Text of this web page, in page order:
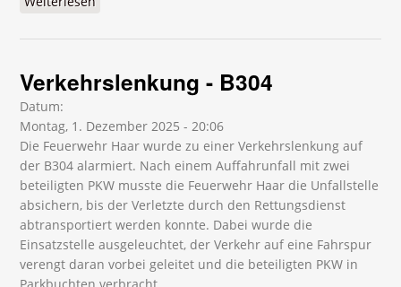
Verkehrslenkung - B304
Datum:
Montag, 1. Dezember 2025 - 20:06
Die Feuerwehr Haar wurde zu einer Verkehrslenkung auf
der B304 alarmiert. Nach einem Auffahrunfall mit zwei
beteiligten PKW musste die Feuerwehr Haar die Unfallstelle
absichern, bis der Verletzte durch den Rettungsdienst
abtransportiert werden konnte. Dabei wurde die
Einsatzstelle ausgeleuchtet, der Verkehr auf eine Fahrspur
verengt daran vorbei geleitet und die beteiligten PKW in
Parkbuchten verbracht.